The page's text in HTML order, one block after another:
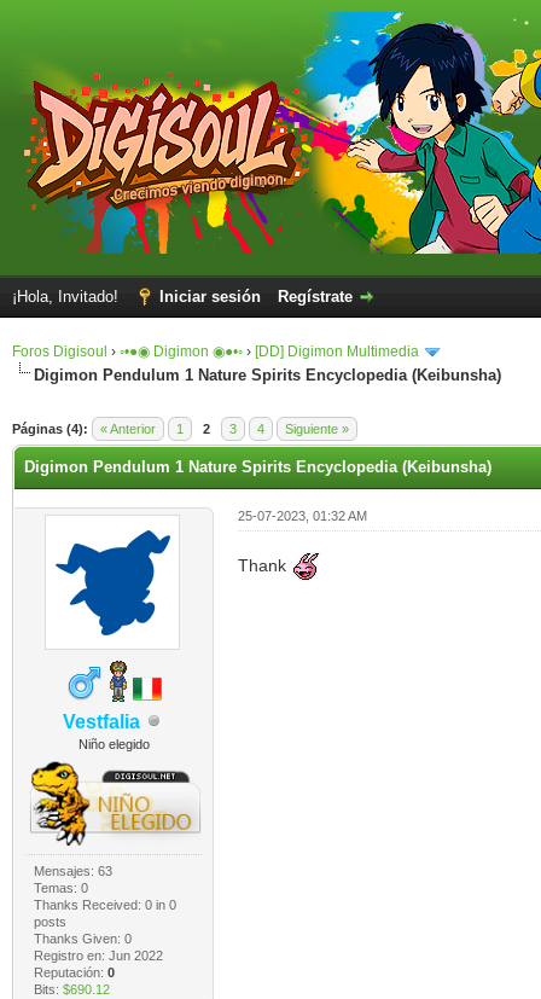
¡Hola, Invitado! Iniciar sesión Regístrate
Foros Digisoul › ◦•●◉ Digimon ◉●•◦ › [DD] Digimon Multimedia
Digimon Pendulum 1 Nature Spirits Encyclopedia (Keibunsha)
Páginas (4): « Anterior 1 2 3 4 Siguiente »
Digimon Pendulum 1 Nature Spirits Encyclopedia (Keibunsha)
Vestfalia
Niño elegido
Mensajes: 63
Temas: 0
Thanks Received: 0in 0
posts
Thanks Given: 0
Registro en: Jun 2022
Reputación: 0
Bits: $690.12
25-07-2023, 01:32 AM
Thank